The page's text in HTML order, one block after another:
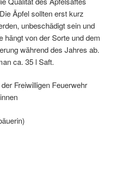
Äpfel sollten erst kurz
unbeschädigt sein und
hängt von der Sorte und dem
während des Jahres ab.
ca. 35 l Saft.
Freiwilligen Feuerwehr